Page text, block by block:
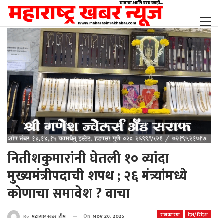
नितीशकुमारांनी घेतली १० व्यांदा
मुख्यमंत्रीपदाची शपथ ; २६ मंत्र्यांमध्ये
कोणाचा समावेश ? वाचा
राजकारण देश/विदेश
On Nov 20, 2025